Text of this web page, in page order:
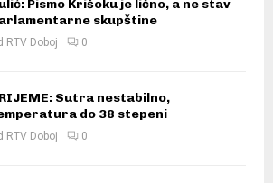
Pismo Krišoku je lično, a ne stav
skupštine
RTV Doboj 0
Sutra nestabilno,
do 38 stepeni
RTV Doboj 0